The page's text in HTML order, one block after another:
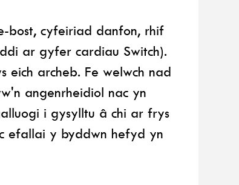
bost, cyfeiriad danfon, rhif
ar gyfer cardiau Switch).
eich archeb. Fe welwch nad
angenrheidiol nac yn
i gysylltu â chi ar frys
efallai y byddwn hefyd yn